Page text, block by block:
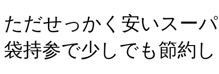
ただせっかく安いスー
袋持参で少しでも節約